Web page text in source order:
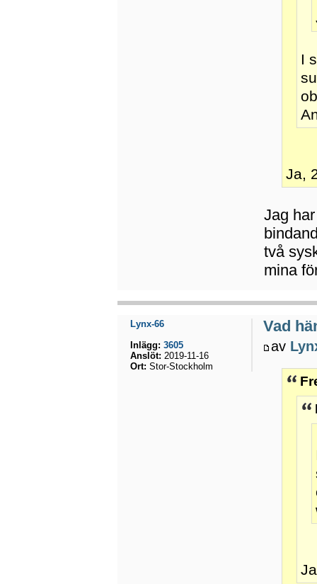
I
Ja,
Jag
två
mina
Vad
av
Lynx-66
Inlägg: 3605
Anslöt: 2019-11-16
Ort: Stor-Stockholm